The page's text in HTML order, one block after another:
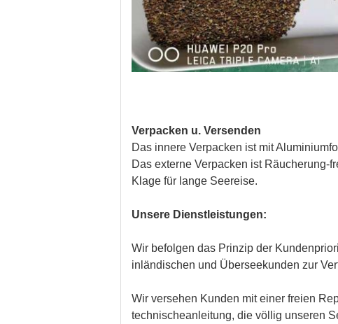
Verpacken u. Versenden
Das innere Verpacken ist mit
Das externe Verpacken ist Räucherung-
Klage für lange Seereise.
Unsere Dienstleistungen:
Wir befolgen das Prinzip der
inländischen und Überseekunden zur
Wir versehen Kunden mit einer freien
technischeanleitung, die völlig unseren